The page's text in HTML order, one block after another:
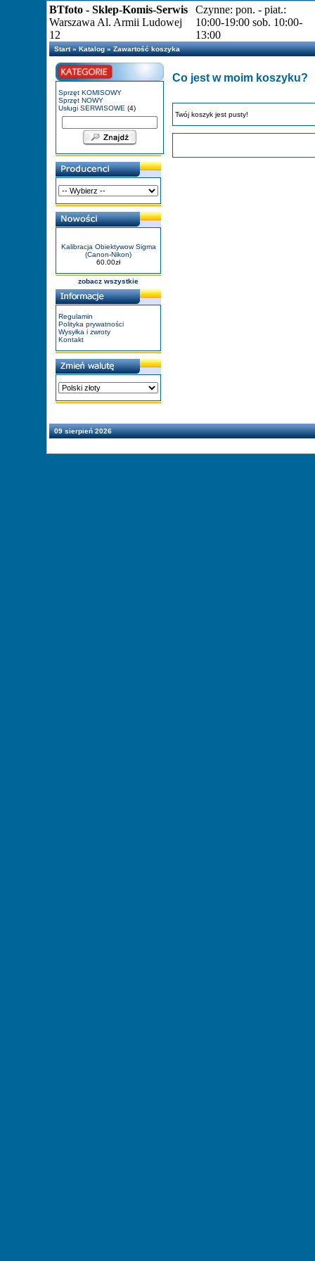
BTfoto - Sklep-Komis-Serwis
Warszawa Al. Armii Ludowej
12
Czynne: pon. - piat.:
10:00-19:00 sob. 10:00-
13:00
Start»Katalog»Zawartość koszyka
Sprzęt KOMISOWY
Sprzęt NOWY
Usługi SERWISOWE (4)
Kalibracja Obiektywow Sigma
(Canon-Nikon)
60.00zł
zobacz wszystkie
Regulamin
Polityka prywatności
Wysyłka i zwroty
Kontakt
Co jest w moim koszyku?
Twój koszyk jest pusty!
09 sierpień 2026